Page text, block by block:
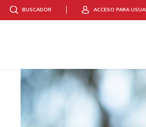
BUSCADOR ACCESO PARA
DONA